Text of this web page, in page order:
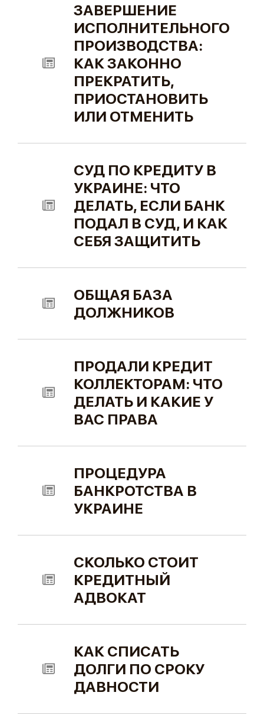
ЗАВЕРШЕНИЕ
ИСПОЛНИТЕЛЬНОГО
ПРОИЗВОДСТВА:
КАК ЗАКОННО
ПРЕКРАТИТЬ,
ПРИОСТАНОВИТЬ
ИЛИ ОТМЕНИТЬ
СУД ПО КРЕДИТУ В
УКРАИНЕ: ЧТО
ДЕЛАТЬ, ЕСЛИ БАНК
ПОДАЛ В СУД, И КАК
СЕБЯ ЗАЩИТИТЬ
ОБЩАЯ БАЗА
ДОЛЖНИКОВ
ПРОДАЛИ КРЕДИТ
КОЛЛЕКТОРАМ: ЧТО
ДЕЛАТЬ И КАКИЕ У
ВАС ПРАВА
ПРОЦЕДУРА
БАНКРОТСТВА В
УКРАИНЕ
СКОЛЬКО СТОИТ
КРЕДИТНЫЙ
АДВОКАТ
КАК СПИСАТЬ
ДОЛГИ ПО СРОКУ
ДАВНОСТИ